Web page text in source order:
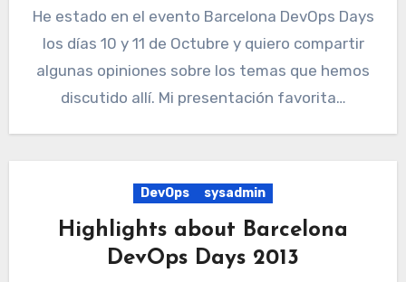
He estado en el evento Barcelona ​DevOps Days
los días 10 y 11 de Octubre y quiero compartir
algunas opiniones sobre los temas que hemos
discutido allí. Mi presentación favorita…
DevOps sysadmin
Highlights about Barcelona
DevOps Days 2013